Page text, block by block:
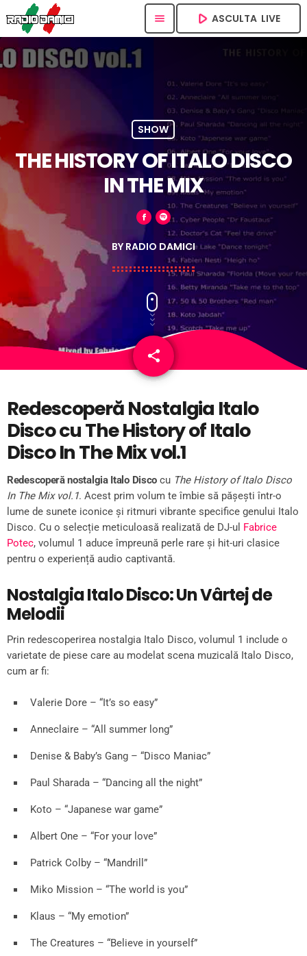
menu play_arrow ASCULTA  LIVE
SHOW
THE HISTORY OF ITALO DISCO
IN THE MIX
BY RADIO DAMICI
share
email
Redescoperă Nostalgia Italo
Disco cu The History of Italo
Disco In The Mix vol.1
Redescoperă nostalgia Italo Disco cu The History of Italo Disco
In The Mix vol.1. Acest prim volum te îmbie să pășești într-o
lume de sunete iconice și ritmuri vibrante specifice genului Italo
Disco. Cu o selecție meticuloasă realizată de DJ-ul Fabrice
Potec, volumul 1 aduce împreună perle rare și hit-uri clasice
pentru o experiență audio captivantă.
Nostalgia Italo Disco: Un Vârtej de
Melodii
Prin redescoperirea nostalgia Italo Disco, volumul 1 include o
varietate de piese care au modelat scena muzicală Italo Disco,
cum ar fi:
Valerie Dore – “It’s so easy”
Anneclaire – “All summer long”
Denise & Baby’s Gang – “Disco Maniac”
Paul Sharada – “Dancing all the night”
Koto – “Japanese war game”
Albert One – “For your love”
Patrick Colby – “Mandrill”
Miko Mission – “The world is you”
Klaus – “My emotion”
The Creatures – “Believe in yourself”